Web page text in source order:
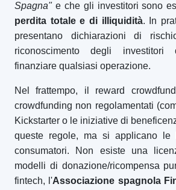
Spagna"e che gli investitori sono
perdita totale e di illiquidità. In
presentano dichiarazioni di
riconoscimento degli
finanziare qualsiasi operazione.
Nel frattempo, il reward
crowdfunding non regolamentati
Kickstarter o le iniziative di
queste regole, ma si applicano le
consumatori. Non esiste una
modelli di donazione/ricompensa
fintech, l'Associazione spagnola